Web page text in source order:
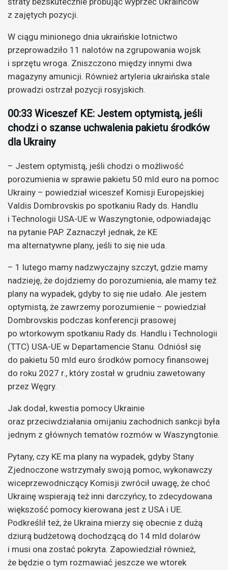
z zajętych pozycji.
W ciągu minionego dnia ukraińskie lotnictwo
przeprowadziło 11 nalotów na zgrupowania wojsk
i sprzętu wroga. Zniszczono między innymi dwa
magazyny amunicji. Również artyleria ukraińska stale
prowadzi ostrzał pozycji rosyjskich.
00:33 Wiceszef KE: Jestem optymistą, jeśli
chodzi o szanse uchwalenia pakietu środków
dla Ukrainy
– Jestem optymistą, jeśli chodzi o możliwość
porozumienia w sprawie pakietu 50 mld euro na pomoc
Ukrainy – powiedział wiceszef Komisji Europejskiej
Valdis Dombrovskis po spotkaniu Rady ds. Handlu
i Technologii USA-UE w Waszyngtonie, odpowiadając
na pytanie PAP. Zaznaczył jednak, że KE
ma alternatywne plany, jeśli to się nie uda.
– 1 lutego mamy nadzwyczajny szczyt, gdzie mamy
nadzieję, że dojdziemy do porozumienia, ale mamy też
plany na wypadek, gdyby to się nie udało. Ale jestem
optymistą, że zawrzemy porozumienie – powiedział
Dombrovskis podczas konferencji prasowej
po wtorkowym spotkaniu Rady ds. Handlu i Technologii
(TTC) USA-UE w Departamencie Stanu. Odniósł się
do pakietu 50 mld euro środków pomocy finansowej
do roku 2027 r., który został w grudniu zawetowany
przez Węgry.
Jak dodał, kwestia pomocy Ukrainie
oraz przeciwdziałania omijaniu zachodnich sankcji była
jednym z głównych tematów rozmów w Waszyngtonie.
Pytany, czy KE ma plany na wypadek, gdyby Stany
Zjednoczone wstrzymały swoją pomoc, wykonawczy
wiceprzewodniczący Komisji zwrócił uwagę, że choć
Ukrainę wspierają też inni darczyńcy, to zdecydowana
większość pomocy kierowana jest z USA i UE.
Podkreślił też, że Ukraina mierzy się obecnie z dużą
dziurą budżetową dochodzącą do 14 mld dolarów
i musi ona zostać pokryta. Zapowiedział również,
że będzie o tym rozmawiać jeszcze we wtorek